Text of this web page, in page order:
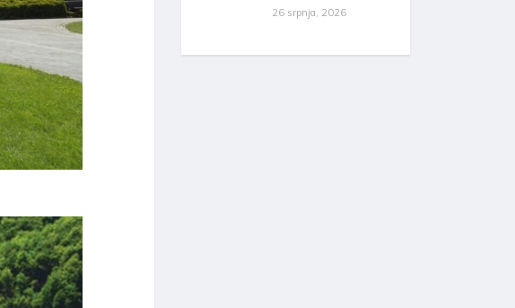
26 srpnja, 2026